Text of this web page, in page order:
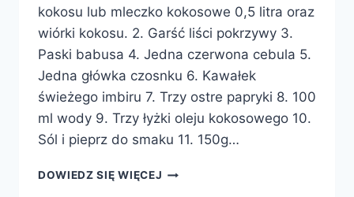
kokosu lub mleczko kokosowe 0,5 litra oraz
wiórki kokosu. 2. Garść liści pokrzywy 3.
Paski babusa 4. Jedna czerwona cebula 5.
Jedna główka czosnku 6. Kawałek
świeżego imbiru 7. Trzy ostre papryki 8. 100
ml wody 9. Trzy łyżki oleju kokosowego 10.
Sól i pieprz do smaku 11. 150g…
DOWIEDZ SIĘ WIĘCEJ POKRZYWA